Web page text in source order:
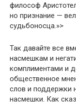
философ
но признание —
судьбоносца.»>
Так давайте все
насмешкам и
комплиментами и
общественное
слов и поддержки
насмешки. Как